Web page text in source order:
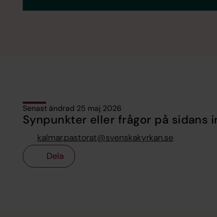
Senast ändrad 25 maj 2026
Synpunkter eller frågor på sidans
kalmar.pastorat@svenskakyrkan.se
Dela